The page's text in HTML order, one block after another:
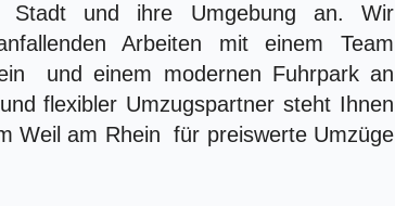
und ihre Umgebung an. Wir
Arbeiten mit einem Team
und einem modernen Fuhrpark an
flexibler Umzugspartner steht Ihnen
Weil am Rhein für preiswerte Umzüge